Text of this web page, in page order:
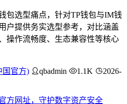
包选型痛点，针对TP钱包与IM钱
户提供务实选型参考，对比涵盖
操作流畅度、生态兼容性等核心
国官方) qbadmin 1.1K
2026-